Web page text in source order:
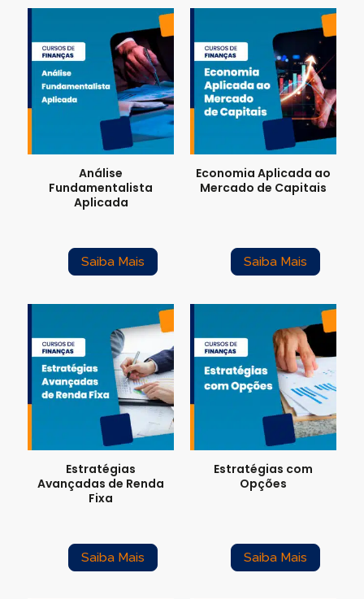
Análise
Fundamentalista
Aplicada
Saiba Mais
Economia Aplicada ao
Mercado de Capitais
Saiba Mais
Estratégias
Avançadas de Renda
Fixa
Saiba Mais
Estratégias com
Opções
Saiba Mais